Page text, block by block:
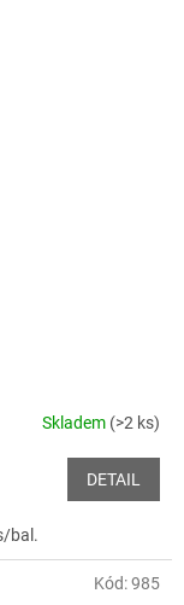
Skladem (>2 ks)
DETAIL
bal.
Kód:985